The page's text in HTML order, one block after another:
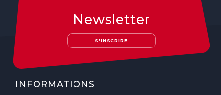
Newsletter
S'INSCRIRE
INFORMATIONS